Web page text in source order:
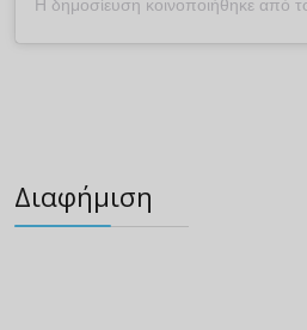
Διαφήμιση